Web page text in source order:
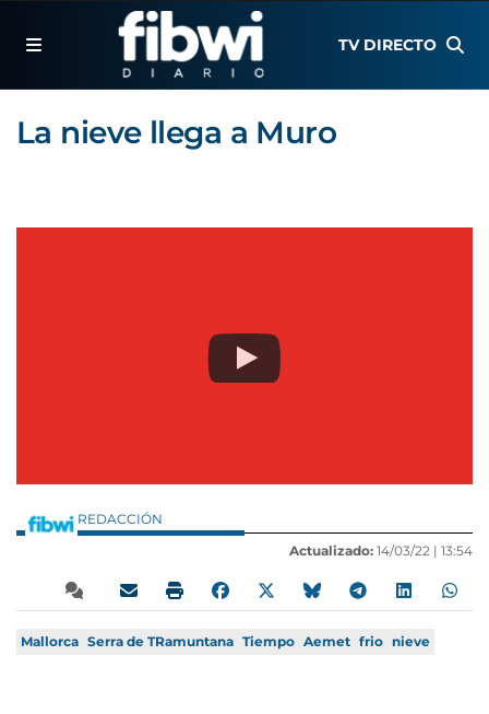
TV DIRECTO
La nieve llega a Muro
REDACCIÓN
Actualizado: 14/03/22 | 13:54
Mallorca Serra de TRamuntana Tiempo Aemet frio nieve